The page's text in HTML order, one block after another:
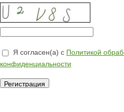
Я согласен(а) с Политикой
конфиденциальности